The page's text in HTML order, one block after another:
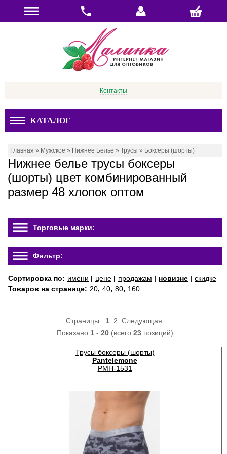
Контакты
КАТАЛОГ
Главная » Мужское » Нижнее Белье » Трусы » Боксеры (шорты)
Нижнее белье трусы боксеры
(шорты) цвет комбинированный
размер 48 хлопок оптом
Торговые марки:
Фильтр:
Сортировка по: имени | цене | продажам | новизне | скидке
Товаров на странице: 20, 40, 80, 160
Страницы: 1 2 Следующая
Показано 1- 20(всего 23позиций)
Трусы боксеры (шорты)
Pantelemone
PMH-1531